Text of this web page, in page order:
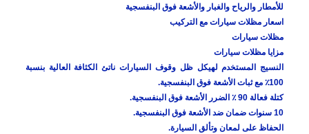
للأمطار والرياح والغبار والأشعة فوق البنفسجية
اسعار مظلات سيارات مع التركيب
مظلات سيارات
مزايا مظلات سيارات
النسيج المستخدم لهيكل ظل وقوف السيارات ناتئ الكثافة العالية بنسبة
100٪ مع ثبات الأشعة فوق البنفسجية.
كتلة فعالة 90 ٪ الضرر الأشعة فوق البنفسجية.
10 سنوات ضمان ضد الأشعة فوق البنفسجية.
الحفاظ على لمعان وتألق السيارة.